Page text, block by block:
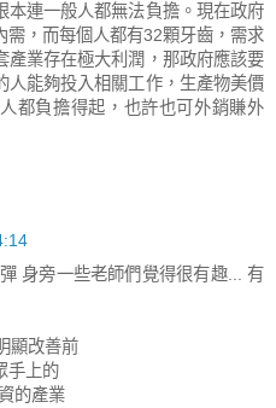
本連一般人都無法負擔。現在政府
需，而每個人都有32顆牙齒，需求
產業存在極大利潤，那政府應該要
人能夠投入相關工作，生產物美價
都負擔得起，也許也可外銷賺外
身旁一些老師們覺得很有趣... 有
顯改善前
手上的
的產業